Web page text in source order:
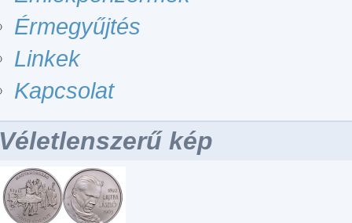
Érmegyűjtés
Linkek
Kapcsolat
kép